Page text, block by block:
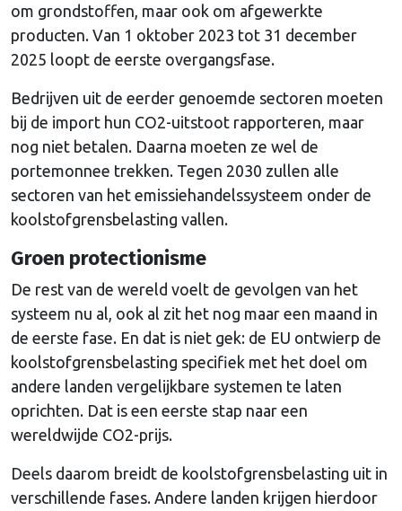
om grondstoffen, maar ook om afgewerkte
producten. Van 1 oktober 2023 tot 31 december
2025 loopt de eerste overgangsfase.
Bedrijven uit de eerder genoemde sectoren moeten
bij de import hun CO2-uitstoot rapporteren, maar
nog niet betalen. Daarna moeten ze wel de
portemonnee trekken. Tegen 2030 zullen alle
sectoren van het emissiehandelssysteem onder de
koolstofgrensbelasting vallen.
Groen protectionisme
De rest van de wereld voelt de gevolgen van het
systeem nu al, ook al zit het nog maar een maand in
de eerste fase. En dat is niet gek: de EU ontwierp de
koolstofgrensbelasting specifiek met het doel om
andere landen vergelijkbare systemen te laten
oprichten. Dat is een eerste stap naar een
wereldwijde CO2-prijs.
Deels daarom breidt de koolstofgrensbelasting uit in
verschillende fases. Andere landen krijgen hierdoor